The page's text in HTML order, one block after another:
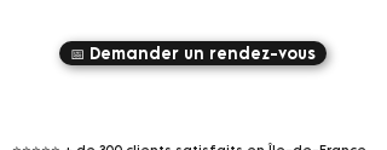
📅 Demander un rendez-vous